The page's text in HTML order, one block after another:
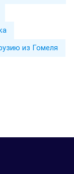
из Гомеля